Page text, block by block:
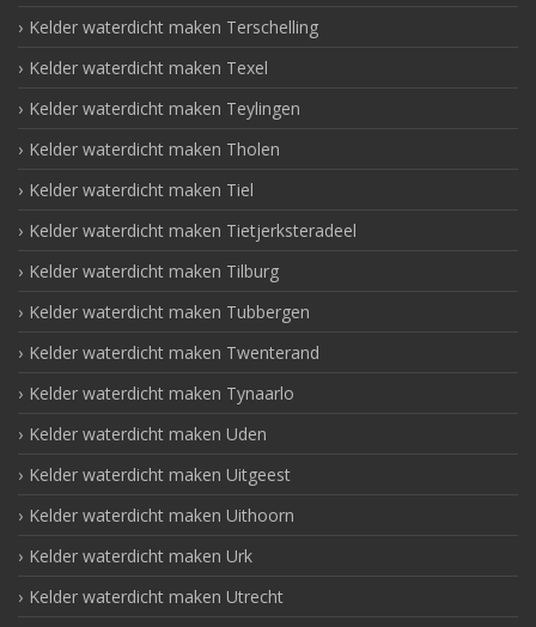
Kelder waterdicht maken Terschelling
Kelder waterdicht maken Texel
Kelder waterdicht maken Teylingen
Kelder waterdicht maken Tholen
Kelder waterdicht maken Tiel
Kelder waterdicht maken Tietjerksteradeel
Kelder waterdicht maken Tilburg
Kelder waterdicht maken Tubbergen
Kelder waterdicht maken Twenterand
Kelder waterdicht maken Tynaarlo
Kelder waterdicht maken Uden
Kelder waterdicht maken Uitgeest
Kelder waterdicht maken Uithoorn
Kelder waterdicht maken Urk
Kelder waterdicht maken Utrecht